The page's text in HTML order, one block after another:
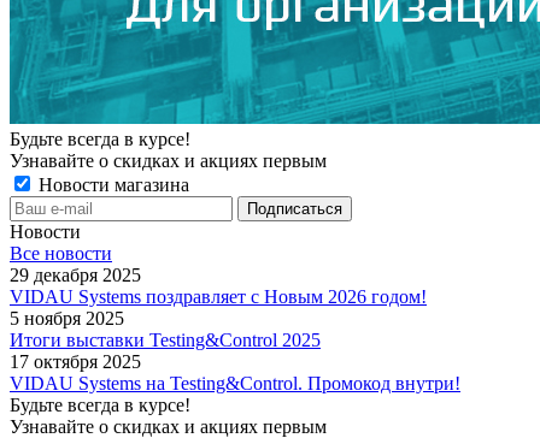
Будьте всегда в курсе!
Узнавайте о скидках и акциях первым
Новости магазина
Новости
Все новости
29 декабря 2025
VIDAU Systems поздравляет с Новым 2026 годом!
5 ноября 2025
Итоги выставки Testing&Control 2025
17 октября 2025
VIDAU Systems на Testing&Control. Промокод внутри!
Будьте всегда в курсе!
Узнавайте о скидках и акциях первым